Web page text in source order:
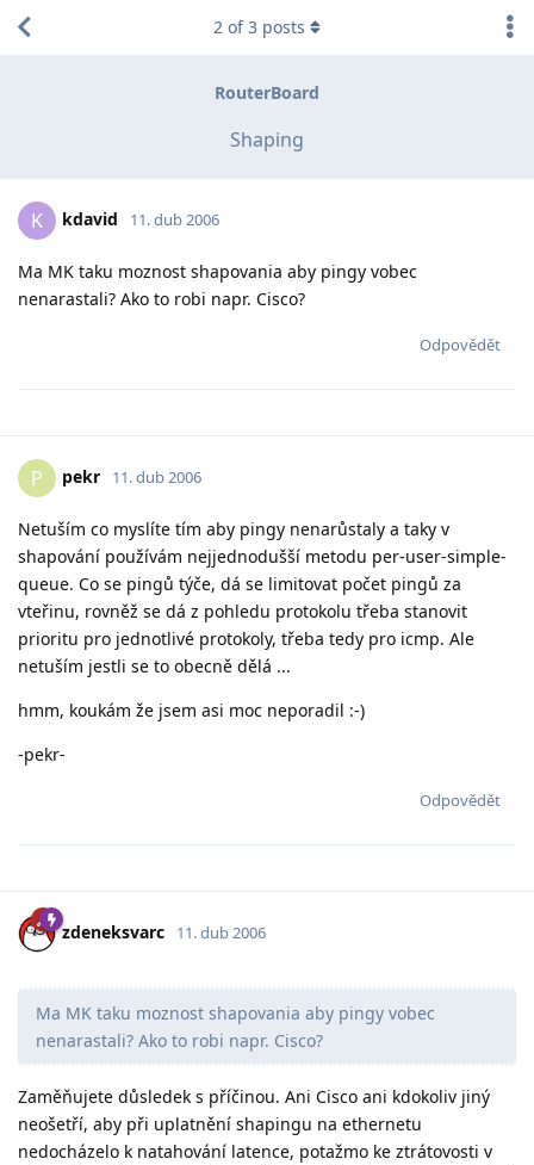
RouterBoard
Shaping
2 of3 posts
K kdavid 11. dub 2006
Ma MK taku moznost shapovania aby pingy vobec
nenarastali? Ako to robi napr. Cisco?
Odpovědět
P pekr 11. dub 2006
Netuším co myslíte tím aby pingy nenarůstaly a taky v
shapování používám nejjednodušší metodu per-user-simple-
queue. Co se pingů týče, dá se limitovat počet pingů za
vteřinu, rovněž se dá z pohledu protokolu třeba stanovit
prioritu pro jednotlivé protokoly, třeba tedy pro icmp. Ale
netuším jestli se to obecně dělá ...
hmm, koukám že jsem asi moc neporadil :-)
-pekr-
Odpovědět
zdeneksvarc 11. dub 2006
Ma MK taku moznost shapovania aby pingy vobec
nenarastali? Ako to robi napr. Cisco?
Zaměňujete důsledek s příčinou. Ani Cisco ani kdokoliv jiný
neošetří, aby při uplatnění shapingu na ethernetu
nedocházelo k natahování latence, potažmo ke ztrátovosti v